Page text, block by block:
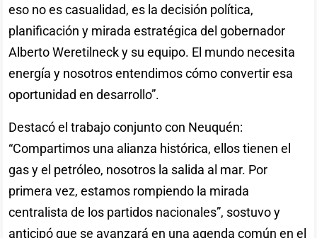
eso no es casualidad, es la decisión política,
planificación y mirada estratégica del gobernador
Alberto Weretilneck y su equipo. El mundo necesita
energía y nosotros entendimos cómo convertir esa
oportunidad en desarrollo”.
Destacó el trabajo conjunto con Neuquén:
“Compartimos una alianza histórica, ellos tienen el
gas y el petróleo, nosotros la salida al mar. Por
primera vez, estamos rompiendo la mirada
centralista de los partidos nacionales”, sostuvo y
anticipó que se avanzará en una agenda común en el